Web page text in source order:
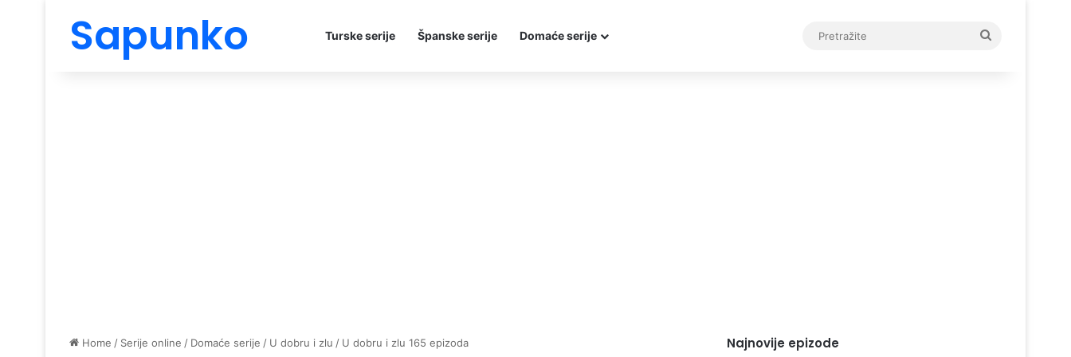
Sapunko Turske serije Španske serije Domaće serije
Home / Serije online / Domaće serije / U dobru i zlu / U dobru i zlu 165 epizoda Najnovije epizode